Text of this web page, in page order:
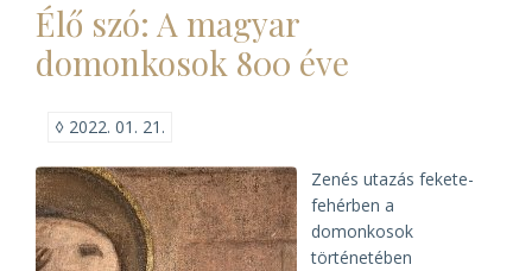
Társasága
feloszlatásának
250.
évfordulóján)
Élő szó: A magyar
domonkosok 800 éve
◊ 2022. 01. 21.
Zenés utazás fekete-
fehérben a
domonkosok
történetében